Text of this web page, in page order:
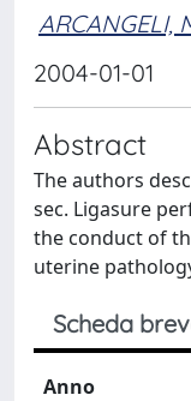
ARCANGELI,
2004-01-01
Abstract
The authors
sec. Ligasure
the conduct of
uterine
Scheda
Anno